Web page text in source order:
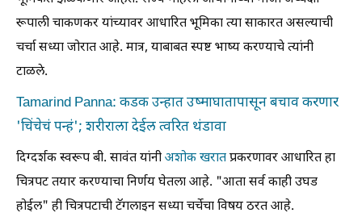
रूपाली चाकणकर यांच्यावर आधारित भूमिका त्या साकारत असल्याची
चर्चा सध्या जोरात आहे. मात्र, याबाबत स्पष्ट भाष्य करण्याचे त्यांनी
टाळले.
Tamarind Panna: कडक उन्हात उष्माघातापासून बचाव करणार
'चिंचेचं पन्हं'; शरीराला देईल त्वरित थंडावा
दिग्दर्शक स्वरूप बी. सावंत यांनीअशोक खरातप्रकरणावर आधारित हा
चित्रपट तयार करण्याचा निर्णय घेतला आहे. "आता सर्व काही उघड
होईल" ही चित्रपटाची टॅगलाइन सध्या चर्चेचा विषय ठरत आहे.